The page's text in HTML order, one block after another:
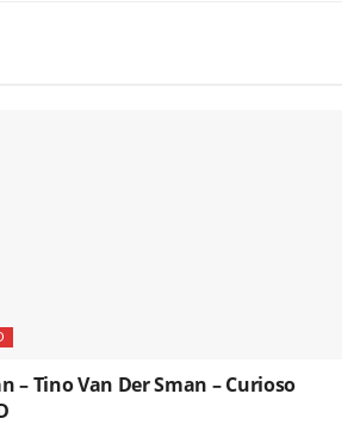
– Tino Van Der Sman – Curioso